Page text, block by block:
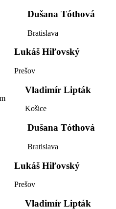
Dušana Tóthová
Bratislava
Lukáš Hiľovský
Prešov
Vladimír Lipták
Košice
Dušana Tóthová
Bratislava
Lukáš Hiľovský
Prešov
Vladimír Lipták